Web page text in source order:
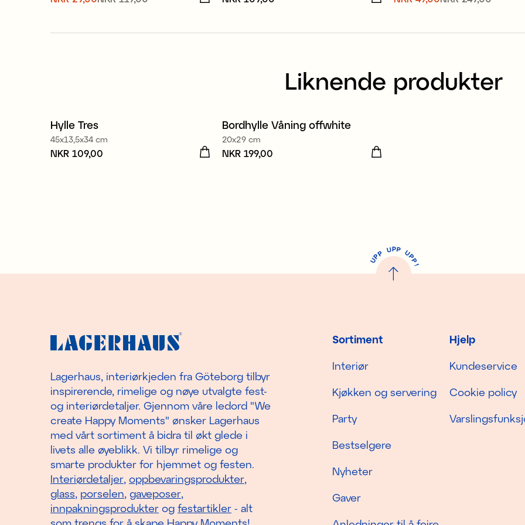
Liknende produkter
Hylle Tres
45x13,5x34 cm
Pris :NKR 109,00
NKR 109,00
Bordhylle Våning offwhite
20x29 cm
Pris :NKR 199,00
NKR 199,00
U
P
P UPP UP
P
!
Sortiment
Interiør
Kjøkken og servering
Party
Bestselgere
Nyheter
Gaver
Hjelp
Kundeservice
Cookie policy
Lagerhaus, interiørkjeden fra Göteborg tilbyr
inspirerende, rimelige og nøye utvalgte fest-
og interiørdetaljer. Gjennom våre ledord "We
create Happy Moments" ønsker Lagerhaus
med vårt sortiment å bidra til økt glede i
livets alle øyeblikk. Vi tilbyr rimelige og
smarte produkter for hjemmet og festen.
Interiørdetaljer, oppbevaringsprodukter,
glass, porselen, gaveposer,
innpakningsprodukter og festartikler - alt